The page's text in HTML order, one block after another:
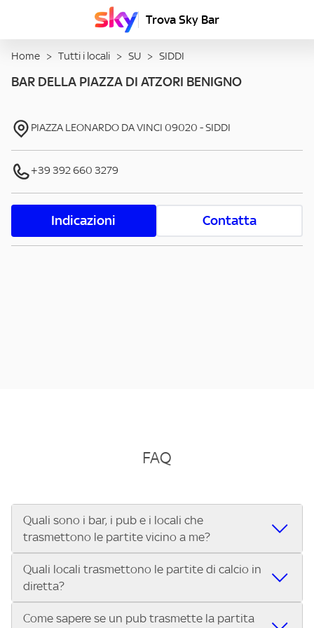
Trova Sky Bar
Home > Tutti i locali > SU > SIDDI
BAR DELLA PIAZZA DI ATZORI BENIGNO
PIAZZA LEONARDO DA VINCI 09020 -SIDDI
+39 392 660 3279
Indicazioni Contatta
FAQ
Quali sono i bar, i pub e i locali che
trasmettono le partite vicino a me?
Se cerchi un bar, pub, ristorante o locale vicino a te per
vedere le partite di Serie A ENILIVE, la Serie C Sky Wifi, la
UEFA Champions League, la UEFA Europa League, la UEFA
Conference League, il Tennis, la Formula 1®, la MotoGP™ e
Quali locali trasmettono le partite di calcio in
diretta?
Vuoi sapere quali bar, pub o ristoranti mostrano le partite
Come sapere se un pub trasmette la partita